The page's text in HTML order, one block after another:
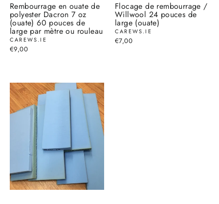
Rembourrage en ouate de
polyester Dacron 7 oz
(ouate) 60 pouces de
large par mètre ou rouleau
CAREWS.IE
€9,00
Flocage de rembourrage /
Willwool 24 pouces de
large (ouate)
CAREWS.IE
€7,00